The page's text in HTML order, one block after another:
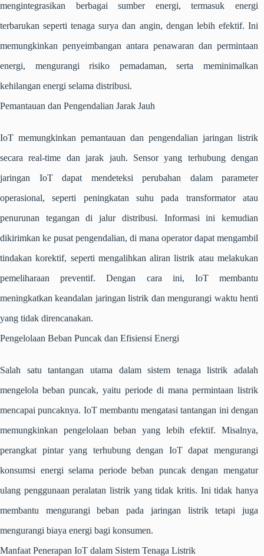
mengintegrasikan berbagai sumber energi, termasuk energi
terbarukan seperti tenaga surya dan angin, dengan lebih efektif. Ini
memungkinkan penyeimbangan antara penawaran dan permintaan
energi, mengurangi risiko pemadaman, serta meminimalkan
kehilangan energi selama distribusi.
Pemantauan dan Pengendalian Jarak Jauh
IoT memungkinkan pemantauan dan pengendalian jaringan listrik
secara real-time dan jarak jauh. Sensor yang terhubung dengan
jaringan IoT dapat mendeteksi perubahan dalam parameter
operasional, seperti peningkatan suhu pada transformator atau
penurunan tegangan di jalur distribusi. Informasi ini kemudian
dikirimkan ke pusat pengendalian, di mana operator dapat mengambil
tindakan korektif, seperti mengalihkan aliran listrik atau melakukan
pemeliharaan preventif. Dengan cara ini, IoT membantu
meningkatkan keandalan jaringan listrik dan mengurangi waktu henti
yang tidak direncanakan.
Pengelolaan Beban Puncak dan Efisiensi Energi
Salah satu tantangan utama dalam sistem tenaga listrik adalah
mengelola beban puncak, yaitu periode di mana permintaan listrik
mencapai puncaknya. IoT membantu mengatasi tantangan ini dengan
memungkinkan pengelolaan beban yang lebih efektif. Misalnya,
perangkat pintar yang terhubung dengan IoT dapat mengurangi
konsumsi energi selama periode beban puncak dengan mengatur
ulang penggunaan peralatan listrik yang tidak kritis. Ini tidak hanya
membantu mengurangi beban pada jaringan listrik tetapi juga
mengurangi biaya energi bagi konsumen.
Manfaat Penerapan IoT dalam Sistem Tenaga Listrik